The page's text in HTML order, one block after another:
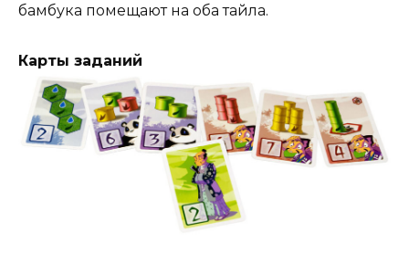
бамбука помещают на оба тайла.
Карты заданий